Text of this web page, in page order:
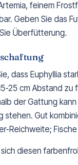
feinem
Geben Sie das
Überfütterung.
dass Euphyllia
25 cm Abstand
der Gattung
stehen. Gut
Reichweite;
diesen